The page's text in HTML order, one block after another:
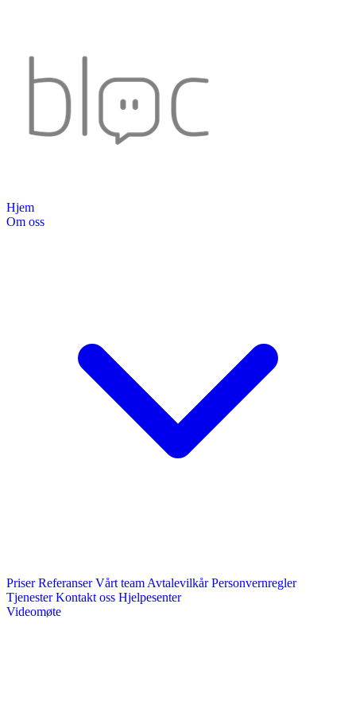
Hjem
Om oss
Priser Referanser Vårt team Avtalevilkår Personvernregler
Tjenester Kontakt oss Hjelpesenter
Videomøte